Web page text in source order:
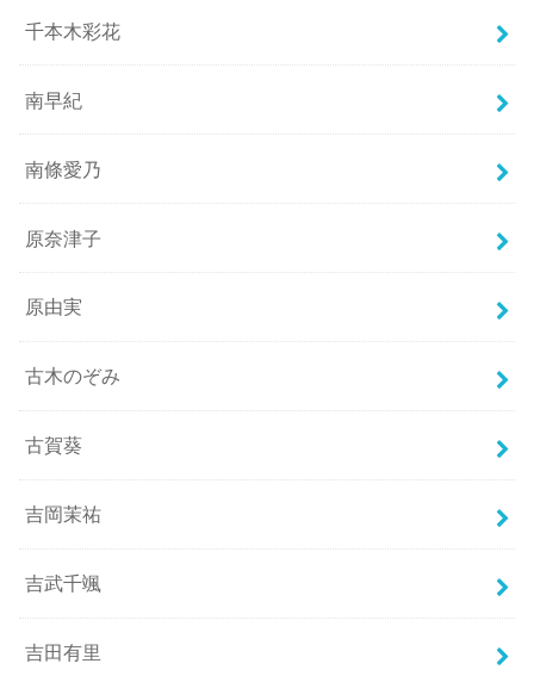
千本木彩花
南早紀
南條愛乃
原奈津子
原由実
古木のぞみ
古賀葵
吉岡茉祐
吉武千颯
吉田有里